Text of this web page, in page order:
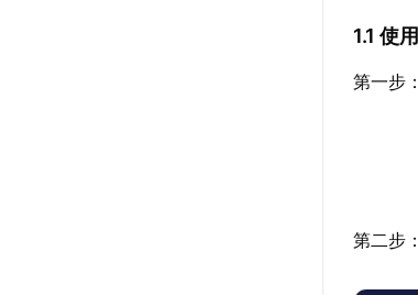
1.1 使
第一步
第二步